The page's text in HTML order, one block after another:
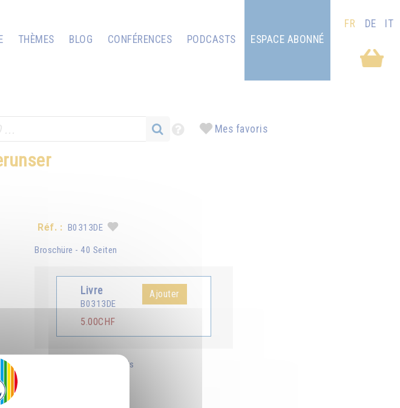
THÈMES BLOG CONFÉRENCES PODCASTS ESPACE ABONNÉ
FR DE IT
Mes favoris
Réf. : B0313DE
Broschüre - 40 Seiten
Livre
B0313DE
5.00CHF
Ajouter
Français